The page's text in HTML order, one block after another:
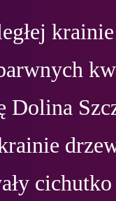
Dolina
cichutko